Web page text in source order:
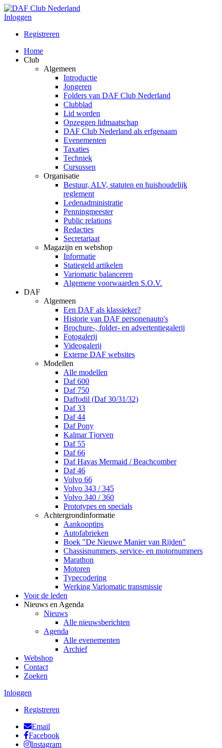
Inloggen
Registreren
Home
Club
Algemeen
Introductie
Jongeren
Folders van DAF Club Nederland
Clubblad
Lid worden
Opzeggen lidmaatschap
DAF Club Nederland als erfgenaam
Evenementen
Taxaties
Techniek
Cursussen
Organisatie
Bestuur, ALV, statuten en huishoudelijk
reglement
Ledenadministratie
Penningmeester
Public relations
Redacties
Secretariaat
Magazijn en webshop
Informatie
Statiegeld artikelen
Variomatic balanceren
Algemene voorwaarden S.O.V.
DAF
Algemeen
Een DAF als klassieker?
Historie van DAF personenauto's
Brochure-, folder- en advertentiegalerij
Fotogalerij
Videogalerij
Externe DAF websites
Modellen
Alle modellen
Daf 600
Daf 750
Daffodil (Daf 30/31/32)
Daf 33
Daf 44
Daf Pony
Kalmar Tjorven
Daf 55
Daf 66
Daf Havas Mermaid / Beachcomber
Daf 46
Volvo 66
Volvo 343 / 345
Volvo 340 / 360
Prototypes en specials
Achtergrondinformatie
Aankooptips
Autofabrieken
Boek "De Nieuwe Manier van Rijden"
Chassisnummers, service- en motornummers
Marathon
Motoren
Typecodering
Werking Variomatic transmissie
Voor de leden
Nieuws en Agenda
Nieuws
Alle nieuwsberichten
Agenda
Alle evenementen
Archief
Webshop
Contact
Zoeken
Inloggen
Registreren
Email
Facebook
Instagram